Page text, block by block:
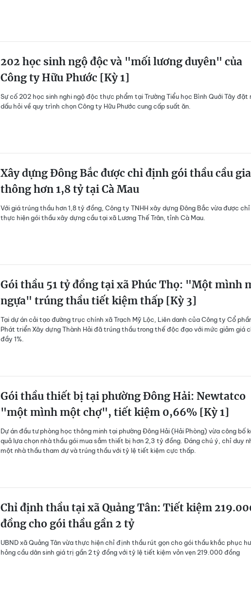
202 học sinh ngộ độc và "mối lương duyên" của
Công ty Hữu Phước [Kỳ 1]
Sự cố 202 học sinh nghi ngộ độc thực phẩm tại Trường Tiểu học Bình Quới Tây đặt
dấu hỏi về quy trình chọn Công ty Hữu Phước cung cấp suất ăn.
Xây dựng Đông Bắc được chỉ định gói thầu cầu
thông hơn 1,8 tỷ tại Cà Mau
Với giá trúng thầu hơn 1,8 tỷ đồng, Công ty TNHH xây dựng Đông Bắc vừa được
thực hiện gói thầu xây dựng cầu tại xã Lương Thế Trân, tỉnh Cà Mau.
Gói thầu 51 tỷ đồng tại xã Phúc Thọ: "Một mình
ngựa" trúng thầu tiết kiệm thấp [Kỳ 3]
Tại dự án cải tạo đường trục chính xã Trạch Mỹ Lộc, Liên danh của Công ty Cổ
Phát triển Xây dựng Thành Hải đã trúng thầu trong thế độc đạo với mức giảm giá
đầy 1%.
Gói thầu thiết bị tại phường Đông Hải: Newtatco
"một mình một chợ", tiết kiệm 0,66% [Kỳ 1]
Dự án đầu tư phòng học thông minh tại phường Đông Hải (Hải Phòng) vừa công bố
quả lựa chọn nhà thầu gói mua sắm thiết bị hơn 2,3 tỷ đồng. Đáng chú ý, chỉ duy
một nhà thầu tham dự và trúng thầu với tỷ lệ tiết kiệm cực thấp.
Chỉ định thầu tại xã Quảng Tân: Tiết kiệm
đồng cho gói thầu gần 2 tỷ
UBND xã Quảng Tân vừa thực hiện chỉ định thầu rút gọn cho gói thầu khắc phục hư
hỏng cầu dân sinh giá trị gần 2 tỷ đồng với tỷ lệ tiết kiệm vỏn vẹn 219.000 đồng